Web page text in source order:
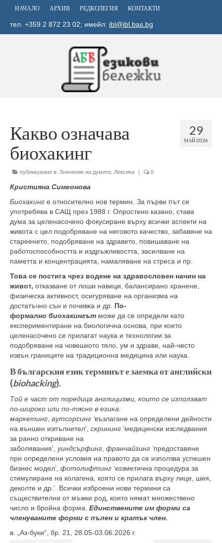
НАЧАЛО АРХИВ РЕДКОЛЕГИЯ КОНТАКТИ
тел. +359 2 872 23 02; имейл: ibl@ibl.bas.bg
29
МАЙ 2026
Какво означава
биохакинг
публикувано в: Значение на думите Лексика | 0
Кристияна Симеонова
Биохакинг е относително нов термин. За първи път се
употребява в САЩ през 1988 г. Опростено казано, става
дума за целенасочено фокусиране върху всички аспекти на
живота с цел подобряване на неговото качество, забавяне на
стареенето, подобряване на здравето, повишаване на
работоспособността и издръжливостта, засилване на
паметта и концентрацията, намаляване на стреса и пр.
Това се постига чрез водене на здравословен начин на
живот, отказване от лоши навици, балансирано хранене,
физическа активност, осигуряване на организма на
достатъчно сън и почивка и др. По-
формално биохакингът може да се определи като
експериментиране на биологична основа, при което
целенасочено се прилагат наука и технологии за
подобряване на човешкото тяло, ум и здраве, най-често
извън границите на традиционна медицина или наука.
В българския език терминът е заемка от английски
(biohacking).
Той е част от поредица англицизми, които се използват
по-широко или по-тясно в езика:
маркетинг аутсорсинг ‘възлагане на определени дейности
на външен изпълнител’, скрининг ‘медицински изследвания
за ранно откриване на
заболявания’, уиндсърфинг франчайзинг ‘предоставяне
при определени условия на правото да се използва успешен
бизнес модел’, фотолифтинг ‘козметична процедура за
стимулиране на колагена, която се прилага върху лице, шия,
деколте и др.’. Всички изброени нови термини са
съществителни от мъжки род, които нямат множествено
число и бройна форма. Единствените им форми са
членуваните форми с пълен и кратък член.
в. „Аз-буки“, бр. 21, 28.05-03.06.2026 г.